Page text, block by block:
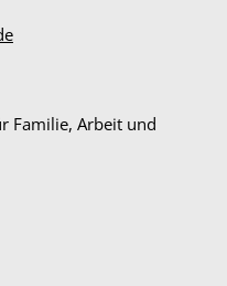
Familie, Arbeit und